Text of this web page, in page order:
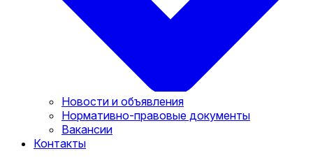
Новости и объявления
Нормативно-правовые документы
Вакансии
Контакты